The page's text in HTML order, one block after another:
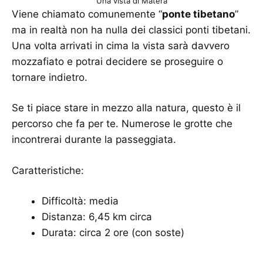
Viene chiamato comunemente “ponte tibetano”
ma in realtà non ha nulla dei classici ponti tibetani.
Una volta arrivati in cima la vista sarà davvero
mozzafiato e potrai decidere se proseguire o
tornare indietro.
Se ti piace stare in mezzo alla natura, questo è il
percorso che fa per te. Numerose le grotte che
incontrerai durante la passeggiata.
Caratteristiche:
Difficoltà: media
Distanza: 6,45 km circa
Durata: circa 2 ore (con soste)